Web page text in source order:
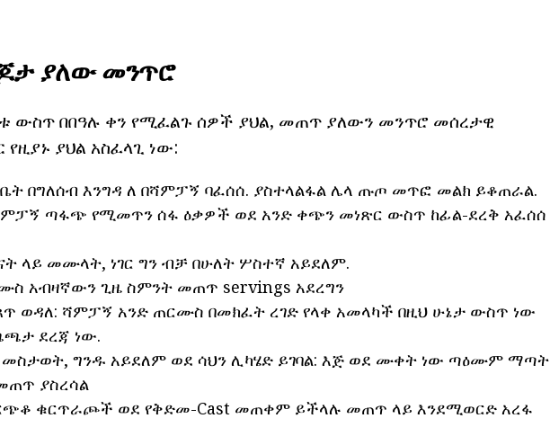
ያለው መንጥሮ
ውስጥ በበዓሉ ቀን የሚፈልጉ ሰዎች ያህል, መጠጥ ያለውን መንጥሮ መሰረታዊ
ያህል አስፈላጊ ነው:
በግለሰብ እንግዳ ለ በሻምፓኝ ባፈሰሰ. ያስተላልፋል ሌላ ጡጦ መጥፎ መልክ ይቆጠራል.
ጣፋጭ የሚመጥን ሰፋ ዕቃዎች ወደ አንድ ቀጭን መነጽር ውስጥ ከፊል-ደረቅ አፈሰሰ
ላይ መሙላት, ነገር ግን ብቻ በሁለት ሦስተኛ አይደለም.
አብዛኛውን ጊዜ ስምንት መጠጥ servings አደረግን
ወዳለ: ሻምፓኝ አንድ ጠርሙስ በመክፈት ረገድ የላቀ አመላካች በዚህ ሁኔታ ውስጥ ነው
ደረጃ ነው.
ግንዱ አይደለም ወደ ሳህን ሊካሄድ ይገባል: እጅ ወደ ሙቀት ነው ጣዕሙም ማጣት
ያስረሳል
ቁርጥራጮች ወደ የቅድመ-Cast መጠቀም ይችላሉ መጠጥ ላይ እንደሚወርድ አረፋ